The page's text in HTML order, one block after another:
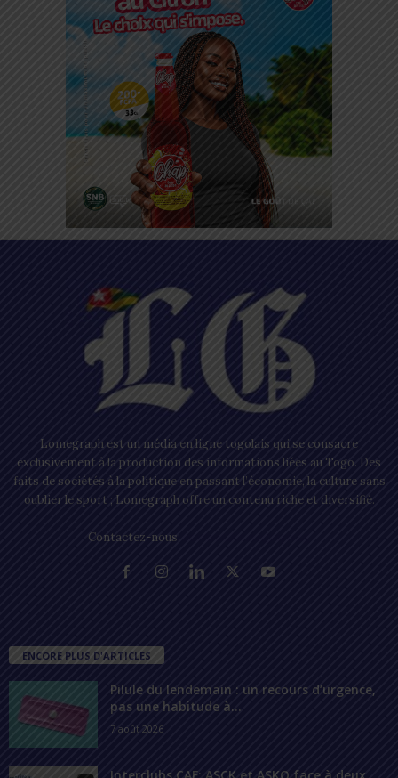
Lomegraph est un média en ligne togolais qui se consacre
exclusivement à la production des informations liées au Togo. Des
faits de sociétés à la politique en passant l’économie, la culture sans
oublier le sport ; Lomegraph offre un contenu riche et diversifié.
Contactez-nous:
ENCORE PLUS D'ARTICLES
Pilule du lendemain : un recours d’urgence,
pas une habitude à...
7 août 2026